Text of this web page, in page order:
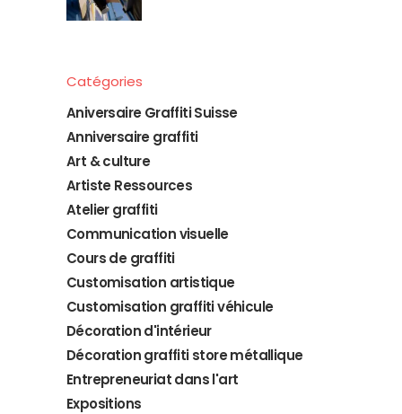
Catégories
Aniversaire Graffiti Suisse
Anniversaire graffiti
Art & culture
Artiste Ressources
Atelier graffiti
Communication visuelle
Cours de graffiti
Customisation artistique
Customisation graffiti véhicule
Décoration d'intérieur
Décoration graffiti store métallique
Entrepreneuriat dans l'art
Expositions